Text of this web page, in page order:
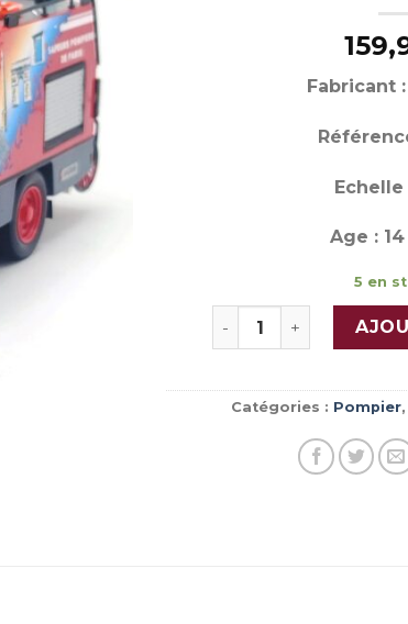
Fabricant :
Echelle
Age :
5 en
quantité de RENAULT
Catégories : Pompier